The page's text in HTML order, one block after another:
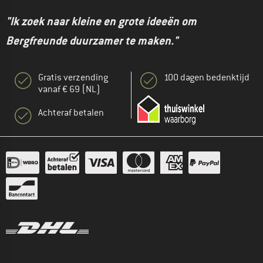
"Ik zoek naar kleine en grote ideeën om
Bergfreunde duurzamer te maken."
Gratis verzending
vanaf € 69 (NL)
Achteraf betalen
100 dagen bedenktijd